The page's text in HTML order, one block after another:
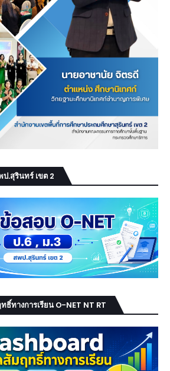
.สุรินทร์ เขต 2
ธิ์ทางการเรียน O-NET NT RT